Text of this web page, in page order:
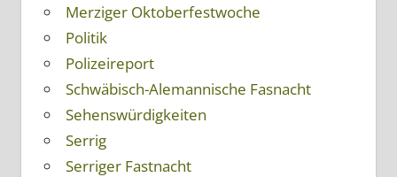
Merziger Oktoberfestwoche
Politik
Polizeireport
Schwäbisch-Alemannische Fasnacht
Sehenswürdigkeiten
Serrig
Serriger Fastnacht